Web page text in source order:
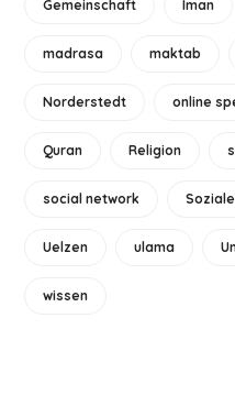
Gemeinschaft Iman
madrasa maktab
Norderstedt online
Quran Religion
social network
Uelzen ulama
wissen